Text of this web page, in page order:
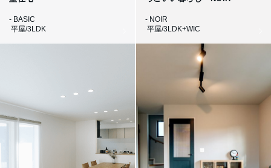
- BASIC
平屋/3LDK
- NOIR
平屋/3LDK+WIC